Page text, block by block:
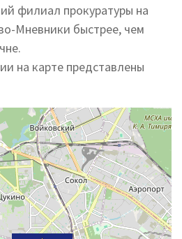
филиал прокуратуры на
Мневники быстрее, чем
на карте представлены